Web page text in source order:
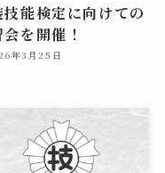
技能検定に向けての
を開催！
年3月25日